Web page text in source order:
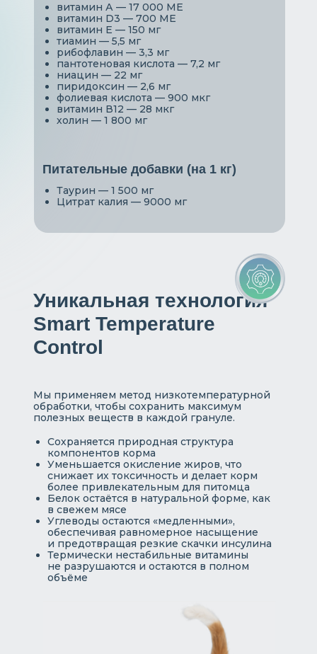
витамин А — 17 000 МЕ
витамин D3 — 700 МЕ
витамин Е — 150 мг
тиамин — 5,5 мг
рибофлавин — 3,3 мг
пантотеновая кислота — 7,2 мг
ниацин — 22 мг
пиридоксин — 2,6 мг
фолиевая кислота — 900 мкг
витамин В12 — 28 мкг
холин — 1 800 мг
Питательные добавки (на 1 кг)
Таурин — 1 500 мг
Цитрат калия — 9000 мг
Уникальная технология
Smart Temperature
Control
Мы применяем метод низкотемпературной
обработки, чтобы сохранить максимум
полезных веществ в каждой грануле.
Сохраняется природная структура
компонентов корма
Уменьшается окисление жиров, что
снижает их токсичность и делает корм
более привлекательным для питомца
Белок остаётся в натуральной форме, как
в свежем мясе
Углеводы остаются «медленными»,
обеспечивая равномерное насыщение
и предотвращая резкие скачки инсулина
Термически нестабильные витамины
не разрушаются и остаются в полном
объёме